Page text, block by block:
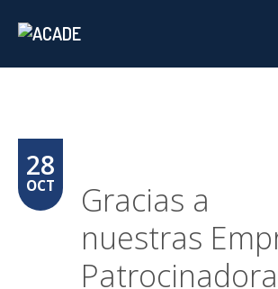
28
OCT
Gracias a
nuestras